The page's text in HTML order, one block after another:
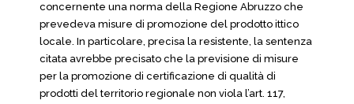
concernente una norma della Regione Abruzzo che
prevedeva misure di promozione del prodotto ittico
locale. In particolare, precisa la resistente, la sentenza
citata avrebbe precisato che la previsione di misure
per la promozione di certificazione di qualità di
prodotti del territorio regionale non viola l’art. 117,